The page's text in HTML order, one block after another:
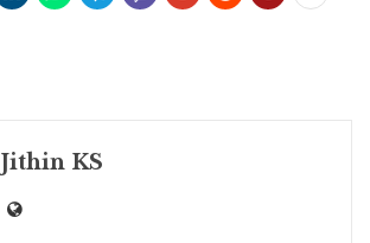
Jithin KS